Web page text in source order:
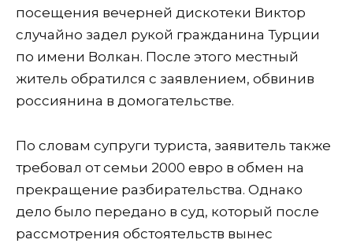
посещения вечерней дискотеки Виктор
случайно задел рукой гражданина Турции
по имени Волкан. После этого местный
житель обратился с заявлением, обвинив
россиянина в домогательстве.
По словам супруги туриста, заявитель также
требовал от семьи 2000 евро в обмен на
прекращение разбирательства. Однако
дело было передано в суд, который после
рассмотрения обстоятельств вынес